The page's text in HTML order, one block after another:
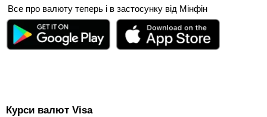
Все про валюту теперь і в застосунку від Мінфін
Курси валют Visa